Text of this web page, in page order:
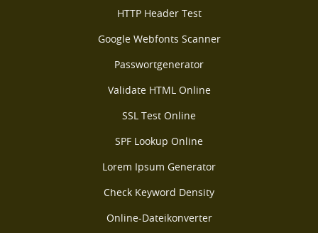
HTTP Header Test
Google Webfonts Scanner
Passwortgenerator
Validate HTML Online
SSL Test Online
SPF Lookup Online
Lorem Ipsum Generator
Check Keyword Density
Online-Dateikonverter